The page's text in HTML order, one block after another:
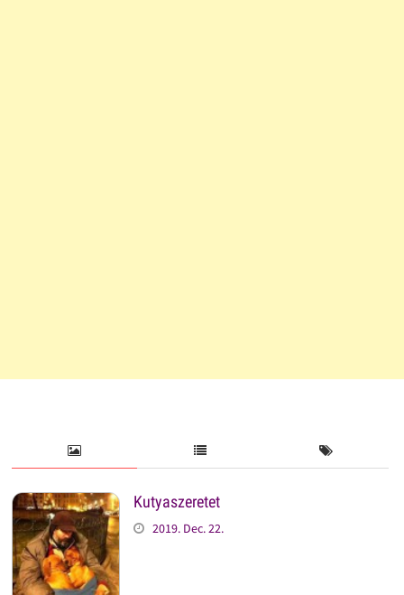
Kutyaszeretet
2019. Dec. 22.